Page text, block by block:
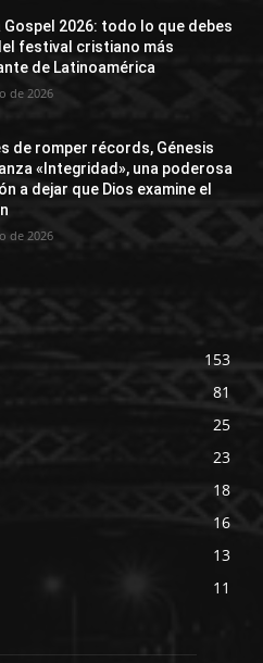
Gospel 2026: todo lo que debes
festival cristiano más
de Latinoamérica
de 2026
de romper récords, Génesis
«Integridad», una poderosa
a dejar que Dios examine el
de 2026
153
81
25
23
18
16
13
11